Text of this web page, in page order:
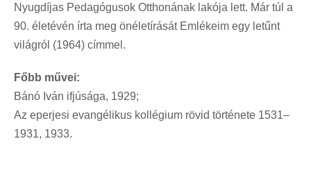
Nyugdíjas Pedagógusok Otthonának lakója lett. Már túl a
90. életévén írta meg önéletírását Emlékeim egy letűnt
világról (1964) címmel.
Főbb művei:
Bánó Iván ifjúsága, 1929;
Az eperjesi evangélikus kollégium rövid története 1531–
1931, 1933.